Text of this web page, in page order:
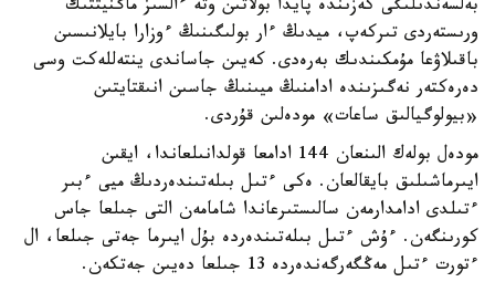
بەلسەندىلىگى كەزىندە پايدا بولاتىن وتە ءالسىز ماگنيتتىك
ورىستەردى تىركەپ، ميدىڭ ءار بولىگىنىڭ ءوزارا بايلانىسىن
باقىلاۋعا مۇمكىندىك بەرەدى. كەيىن جاساندى ينتەللەكت وسى
دەرەكتەر نەگىزىندە ادامنىڭ ميىنىڭ جاسىن انىقتايتىن
«بيولوگيالىق ساعات» مودەلىن قۇردى.
مودەل بولەك الىنعان 144 ادامعا قولدانىلعاندا، ايقىن
ايىرماشىلىق بايقالعان. ەكى ءتىل بىلەتىندەردىڭ ميى ءبىر
ءتىلدى ادامدارمەن سالىستىرعاندا شامامەن التى جىلعا جاس
كورىنگەن. ءۇش ءتىل بىلەتىندەردە بۇل ايىرما جەتى جىلعا، ال
ءتورت ءتىل مەڭگەرگەندەردە 13 جىلعا دەيىن جەتكەن.